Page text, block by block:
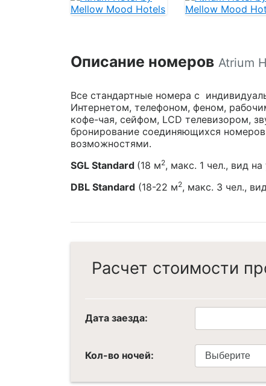
Описание номеров Atrium
Все стандартные номера с
Интернетом, телефоном, феном,
кофе-чая, сейфом, LCD телевизором,
бронирование соединяющихся
возможностями.
SGL Standard (18 м2, макс. 1 чел., вид
DBL Standard (18-22 м2, макс. 3 чел.,
Расчет стоимости
Дата заезда:
Кол-во ночей: